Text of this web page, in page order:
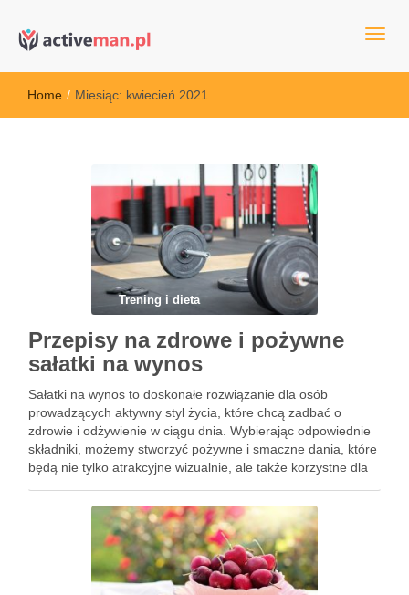
active man – sprzęt sportowy
sportowym
Home / Miesiąc: kwiecień 2021
Trening i dieta
Przepisy na zdrowe i pożywne
sałatki na wynos
Sałatki na wynos to doskonałe rozwiązanie dla osób
prowadzących aktywny styl życia, które chcą zadbać o
zdrowie i odżywienie w ciągu dnia. Wybierając odpowiednie
składniki, możemy stworzyć pożywne i smaczne dania, które
będą nie tylko atrakcyjne wizualnie, ale także korzystne dla
umiejętność …